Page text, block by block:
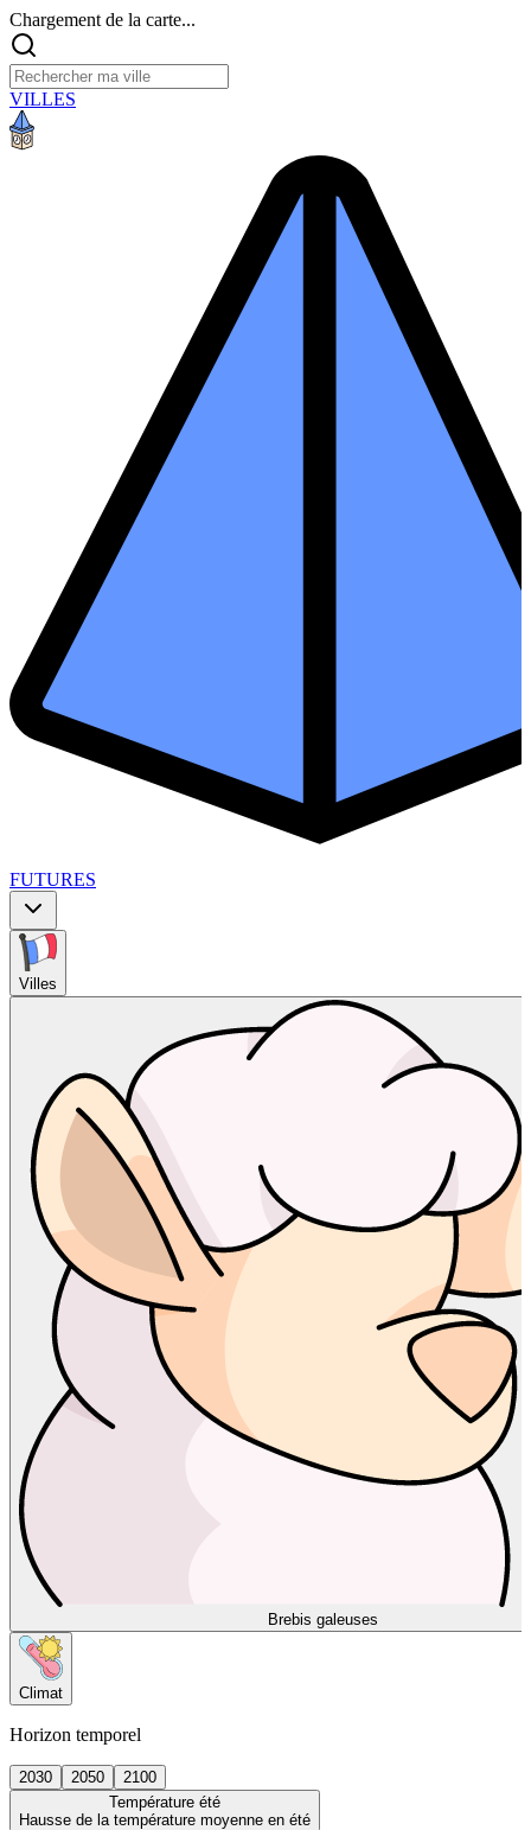
Chargement de la carte...
VILLES
FUTURES
Villes
Brebis galeuses
Climat
Horizon temporel
2030 2050
2100
Température été
Hausse de la température moyenne en été